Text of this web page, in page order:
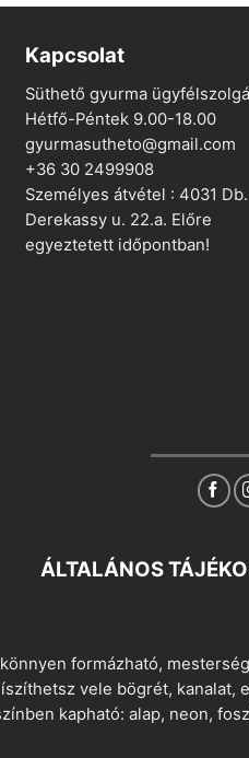
Kapcsolat
Süthető gyurma
Hétfő-Péntek 9.00-18.00
gyurmasutheto@gmail.com
+36 30 2499908
Személyes átvétel : 4031 Db.
Derekassy u. 22.a. Előre
egyeztetett időpontban!
ÁLTALÁNOS
formázható,
vele bögrét, kanalat,
kapható: alap, neon,